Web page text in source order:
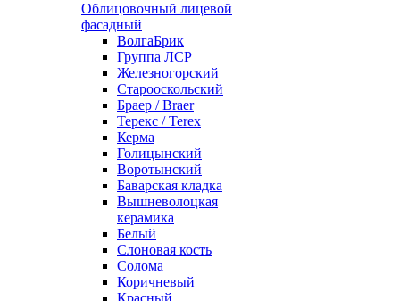
Облицовочный лицевой
фасадный
ВолгаБрик
Группа ЛСР
Железногорский
Старооскольский
Браер / Braer
Терекс / Terex
Керма
Голицынский
Воротынский
Баварская кладка
Вышневолоцкая
керамика
Белый
Слоновая кость
Солома
Коричневый
Красный